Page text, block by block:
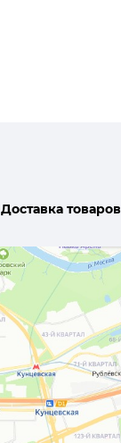
Доставка